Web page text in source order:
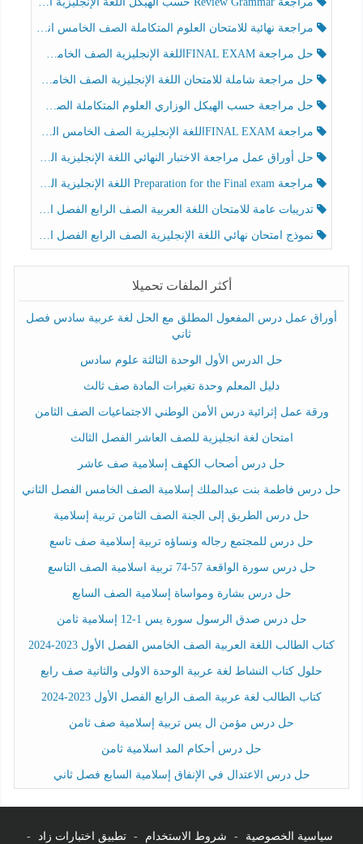
مراجعة نهائية للامتحان العلوم المتكاملة الصف الخامس انسبير الفصل الثالث
حل مراجعة FINAL EXAMاللغة الإنجليزية الصف الخامس الفصل الثالث
حل مراجعة شاملة للامتحان اللغة الإنجليزية الصف الخامس الفصل الثالث
حل مراجعة حسب الهيكل الوزاري العلوم المتكاملة الصف الخامس عام الفصل الثالث
مراجعة FINAL EXAMاللغة الإنجليزية الصف الخامس الفصل الثالث
حل أوراق عمل مراجعة الاختبار النهائي اللغة الإنجليزية الصف الرابع الفصل الثالث
مراجعة Preparation for the Final exam اللغة الإنجليزية الصف الرابع الفصل الثالث
تدريبات عامة للامتحان اللغة العربية الصف الرابع الفصل الثالث
نموذج امتحان نهائي اللغة الإنجليزية الصف الرابع الفصل الثالث
أكثر الملفات تحميلا
أوراق عمل درس المفعول المطلق مع الحل لغة عربية سادس فصل
ثاني
حل الدرس الأول الوحدة الثالثة علوم سادس
دليل المعلم وحدة تغيرات المادة صف ثالث
ورقة عمل إثرائية درس الأمن الوطني الاجتماعيات الصف الثامن
امتحان لغة انجليزية للصف العاشر الفصل الثالث
حل درس أصحاب الكهف إسلامية صف عاشر
حل درس فاطمة بنت عبدالملك إسلامية الصف الخامس الفصل الثاني
حل درس الطريق إلى الجنة الصف الثامن تربية إسلامية
حل درس للمجتمع رجاله ونساؤه تربية إسلامية صف تاسع
حل درس سورة الواقعة 57-74 تربية اسلامية الصف التاسع
حل درس بشارة ومواساة إسلامية الصف السابع
حل درس صدق الرسول سورة يس 1-12 إسلامية ثامن
كتاب الطالب اللغة العربية الصف الخامس الفصل الأول 2023-2024
حلول كتاب النشاط لغة عربية الوحدة الاولى والثانية صف رابع
كتاب الطالب لغة عربية الصف الرابع الفصل الأول 2023-2024
حل درس مؤمن ال يس تربية إسلامية صف ثامن
حل درس أحكام المد اسلامية ثامن
حل درس الاعتدال في الإنفاق إسلامية السابع فصل ثاني
سياسية الخصوصية - شروط الاستخدام - تطبيق اختبارات زاد -